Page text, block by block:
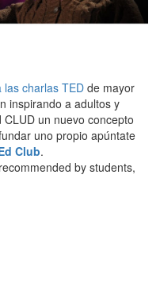
las charlas TED de mayor
inspirando a adultos y
un nuevo concepto
uno propio apúntate
Club.
by students,